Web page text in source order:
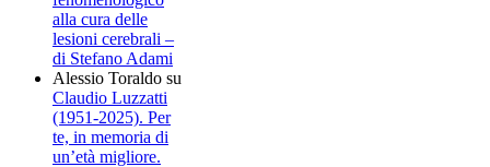
alla cura delle
lesioni cerebrali –
di Stefano Adami
Alessio Toraldo su
Claudio Luzzatti
(1951-2025). Per
te, in memoria di
un’età migliore.